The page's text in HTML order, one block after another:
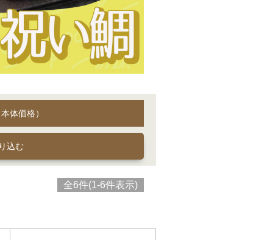
体価格）
全6件(1-6件表示)